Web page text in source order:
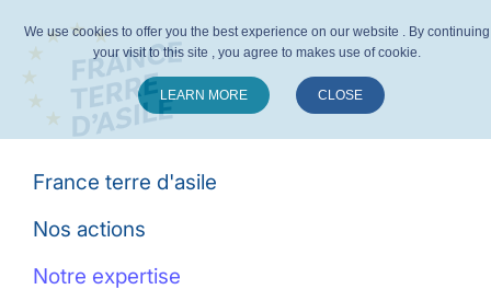
France terre d'asile
Nos actions
Notre expertise
We use cookies to offer you the best experience on our website . By continuing
your visit to this site , you agree to makes use of cookie.
LEARN MORE CLOSE